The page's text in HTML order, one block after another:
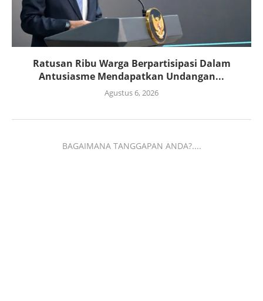
Ratusan Ribu Warga Berpartisipasi Dalam
Antusiasme Mendapatkan Undangan...
Agustus 6, 2026
BAGAIMANA TANGGAPAN ANDA?....